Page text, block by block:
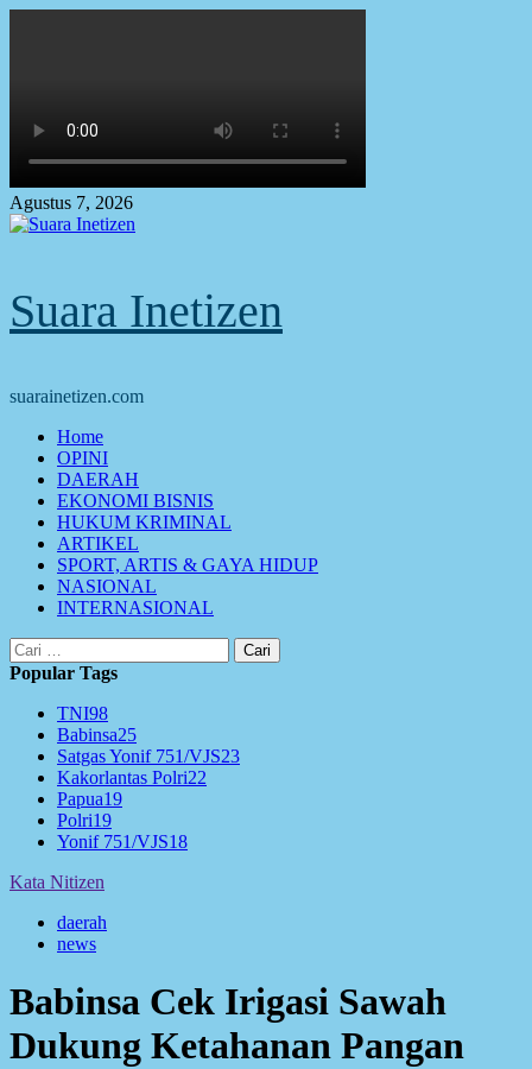
Agustus 7, 2026
Suara Inetizen
suarainetizen.com
Primary
Menu
Home
OPINI
DAERAH
EKONOMI BISNIS
HUKUM KRIMINAL
ARTIKEL
SPORT, ARTIS & GAYA HIDUP
NASIONAL
INTERNASIONAL
Cari
untuk:
Popular Tags
TNI98
Babinsa25
Satgas Yonif 751/VJS23
Kakorlantas Polri22
Papua19
Polri19
Yonif 751/VJS18
Kata Nitizen
daerah
news
Babinsa Cek Irigasi Sawah
Dukung Ketahanan Pangan